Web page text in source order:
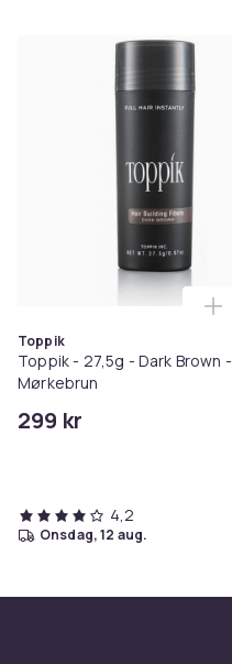
Toppik
Toppik - 27,5g - Dark Brown -
Mørkebrun
299 kr
4,2
onsdag, 12 aug.